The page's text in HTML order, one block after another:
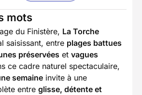
mots
du Finistère, La Torche
saisissant, entre plages battues
préservées et vagues
ce cadre naturel spectaculaire,
semaine invite à une
entre glisse, détente et